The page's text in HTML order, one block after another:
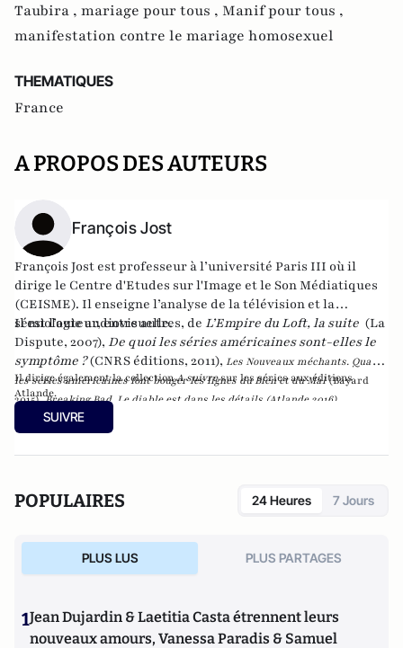
Taubira , mariage pour tous , Manif pour tous ,
manifestation contre le mariage homosexuel
THEMATIQUES
France
A PROPOS DES AUTEURS
François Jost
François Jost est professeur à l’université Paris III où il
dirige le Centre d'Etudes sur l'Image et le Son Médiatiques
(CEISME). Il enseigne l’analyse de la télévision et la
sémiologie audiovisuelle.
Il est l’auteur, entre autres, de L’Empire du Loft, la suite (La
Dispute, 2007), De quoi les séries américaines sont-elles le
symptôme ?(CNRS éditions, 2011), Les Nouveaux méchants. Quand
les séries américaines font bouger les lignes du Bien et du Mal(Bayard
2015), Breaking Bad. Le diable est dans les détails (Atlande 2016).
Il dirige également la collectionA suivresur les séries aux éditions
Atlande.
SUIVRE
POPULAIRES 24 Heures 7 Jours
PLUS LUS PLUS PARTAGES
1Jean Dujardin & Laetitia Casta étrennent leurs
nouveaux amours, Vanessa Paradis & Samuel